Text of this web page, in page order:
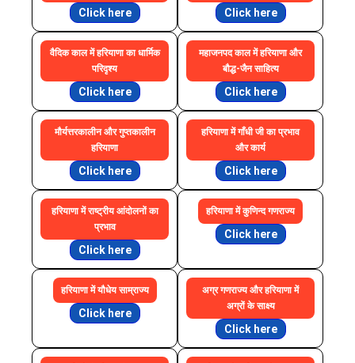
Click here Click here
वैदिक काल में हरियाणा का धार्मिक
परिदृश्य
Click here
महाजनपद काल में हरियाणा और
बौद्ध-जैन साहित्य
Click here
मौर्यत्तरकालीन और गुप्तकालीन
हरियाणा
Click here
हरियाणा में गाँधी जी का प्रभाव
और कार्य
Click here
हरियाणा में राष्ट्रीय आंदोलनों का
प्रभाव
Click here
हरियाणा में कुणिन्द गणराज्य
Click here
हरियाणा में यौधेय साम्राज्य
Click here
अग्र गणराज्य और हरियाणा में
अग्रों के साक्ष्य
Click here